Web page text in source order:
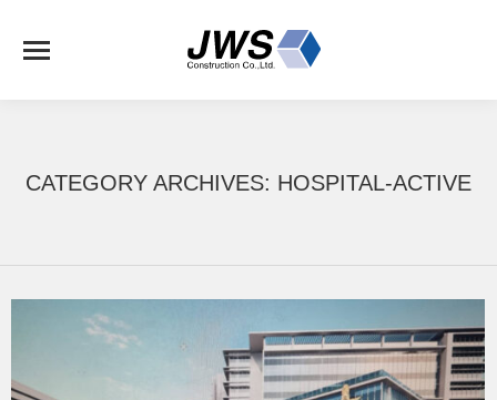
CATEGORY ARCHIVES: HOSPITAL-ACTIVE